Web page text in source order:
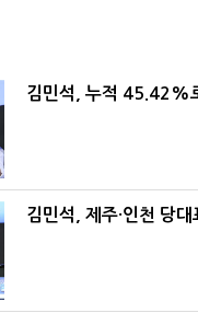
김민석, 누적 45.42%
김민석, 제주·인천 당